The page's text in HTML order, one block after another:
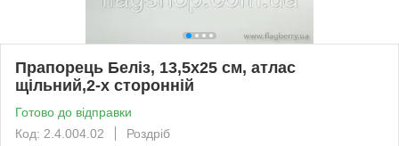
Прапорець Беліз, 13,5х25 см, атлас
щільний,2-х сторонній
Готово до відправки
Код: 2.4.004.02
Роздріб